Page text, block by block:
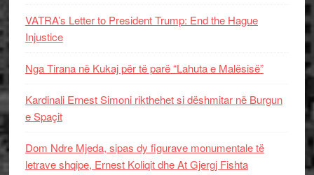
VATRA’s Letter to President Trump: End the Hague
Injustice
Nga Tirana në Kukaj për të parë “Lahuta e Malësisë”
Kardinali Ernest Simoni rikthehet si dëshmitar në Burgun
e Spaçit
Dom Ndre Mjeda, sipas dy figurave monumentale të
letrave shqipe, Ernest Koliqit dhe At Gjergj Fishta